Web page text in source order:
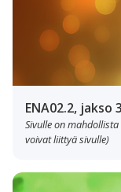
ENA02.2, jakso
Sivulle on
voivat liittyä sivulle)